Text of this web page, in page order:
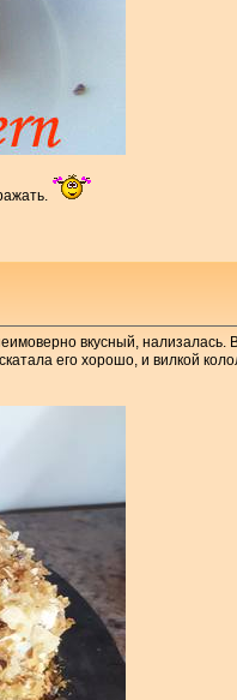
вкусный, нализалась.
его хорошо, и вилкой